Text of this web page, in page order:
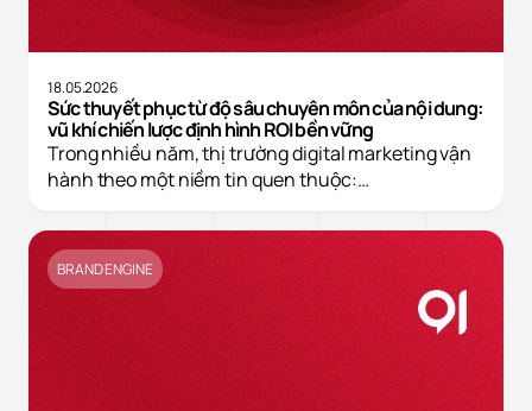
18.05.2026
Sức thuyết phục từ độ sâu chuyên môn của nội dung:
vũ khí chiến lược định hình ROI bền vững
Trong nhiều năm, thị trường digital marketing vận
hành theo một niềm tin quen thuộc:…
BRAND ENGINE